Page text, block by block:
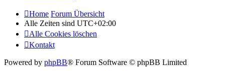
Home Forum Übersicht
Alle Zeiten sind UTC+02:00
Alle Cookies löschen
Kontakt
Powered by phpBB® Forum Software © phpBB Limited